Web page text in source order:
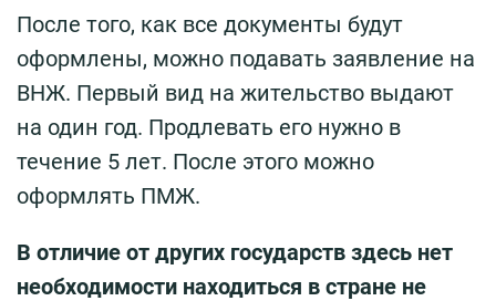
После того, как все документы будут
оформлены, можно подавать заявление на
ВНЖ. Первый вид на жительство выдают
на один год. Продлевать его нужно в
течение 5 лет. После этого можно
оформлять ПМЖ.
В отличие от других государств здесь нет
необходимости находиться в стране не